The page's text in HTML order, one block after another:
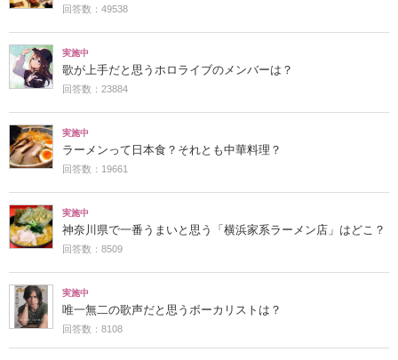
回答数：49538
実施中
歌が上手だと思うホロライブのメンバーは？
回答数：23884
実施中
ラーメンって日本食？それとも中華料理？
回答数：19661
実施中
神奈川県で一番うまいと思う「横浜家系ラーメン店」はどこ？
回答数：8509
実施中
唯一無二の歌声だと思うボーカリストは？
回答数：8108